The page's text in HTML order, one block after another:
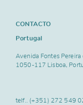
CONTACTO
Portugal
Avenida Fontes Pereira
1050-117 Lisboa,
telf.. (+351) 272 549